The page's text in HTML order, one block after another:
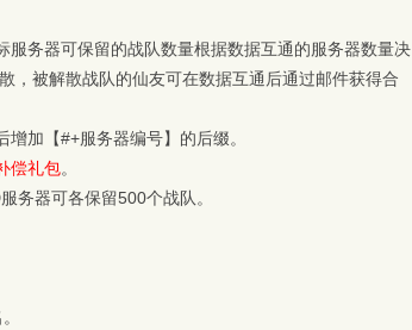
务器可保留的战队数量根据数据互通的服务器数量决
，被解散战队的仙友可在数据互通后通过邮件获得合
加【#+服务器编号】的后缀。
偿礼包。
务器可各保留500个战队。